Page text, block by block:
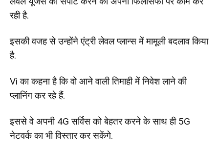
रही है.
इसकी वजह से उन्होंने एंट्री लेवल प्लान्स में मामूली बदलाव किया
है.
Vi का कहना है कि वो आने वाली तिमाही में निवेश लाने की
प्लानिंग कर रहे हैं.
इससे वे अपनी 4G सर्विस को बेहतर करने के साथ ही 5G
नेटवर्क का भी विस्तार कर सकेंगे.